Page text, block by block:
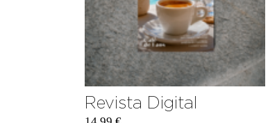
Revista Digital